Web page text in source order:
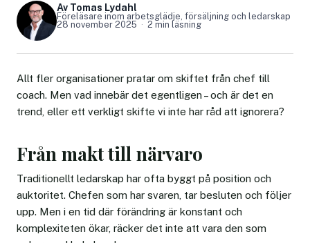
Av Tomas Lydahl
Föreläsare inom arbetsglädje, försäljning och ledarskap
28 november 2025
2 min läsning
Allt fler organisationer pratar om skiftet från chef till
coach. Men vad innebär det egentligen – och är det en
trend, eller ett verkligt skifte vi inte har råd att ignorera?
Från makt till närvaro
Traditionellt ledarskap har ofta byggt på position och
auktoritet. Chefen som har svaren, tar besluten och följer
upp. Men i en tid där förändring är konstant och
komplexiteten ökar, räcker det inte att vara den som